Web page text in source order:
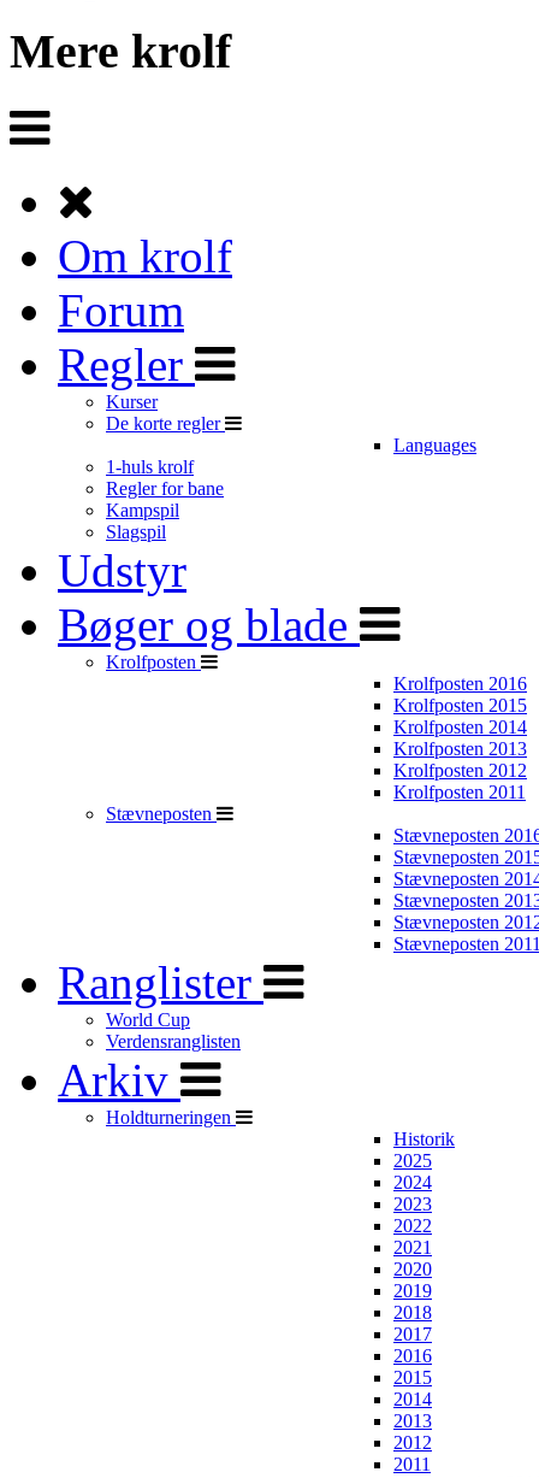
Mere krolf
Om krolf
Forum
Regler
Kurser
De korte regler
Languages
1-huls krolf
Regler for bane
Kampspil
Slagspil
Udstyr
Bøger og blade
Krolfposten
Krolfposten 2016
Krolfposten 2015
Krolfposten 2014
Krolfposten 2013
Krolfposten 2012
Krolfposten 2011
Stævneposten
Stævneposten
Stævneposten
Stævneposten
Stævneposten
Stævneposten
Stævneposten
Ranglister
World Cup
Verdensranglisten
Arkiv
Holdturneringen
Historik
2025
2024
2023
2022
2021
2020
2019
2018
2017
2016
2015
2014
2013
2012
2011